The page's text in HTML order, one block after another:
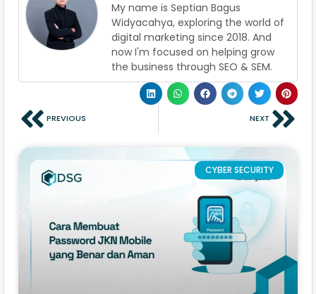
My name is Septian Bagus
Widyacahya, exploring the world of
digital marketing since 2018. And
now I'm focused on helping grow
the business through SEO & SEM.
PREVIOUS NEXT
CYBER SECURITY